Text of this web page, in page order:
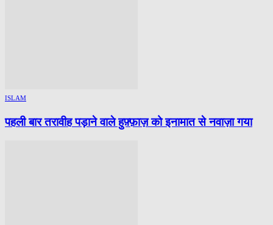
ISLAM
पहली बार तरावीह पड़ाने वाले हुफ़्फ़ाज़ को इनामात से नवाज़ा गया